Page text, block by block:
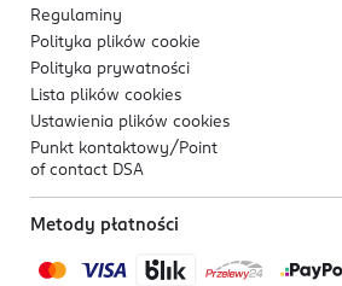
Regulaminy
Polityka plików cookie
Polityka prywatności
Lista plików cookies
Ustawienia plików cookies
Punkt kontaktowy/ Point
of contact DSA
Metody płatności